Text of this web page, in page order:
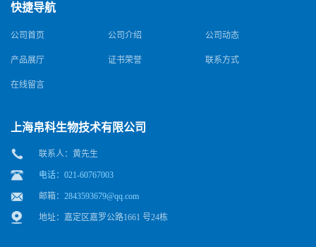
快捷导航
公司首页 公司介绍 公司动态
产品展厅 证书荣誉 联系方式
在线留言
上海帛科生物技术有限公司
联系人：黄先生
电话：021-60767003
邮箱： 2843593679@qq.com
地址：嘉定区嘉罗公路1661 号24栋